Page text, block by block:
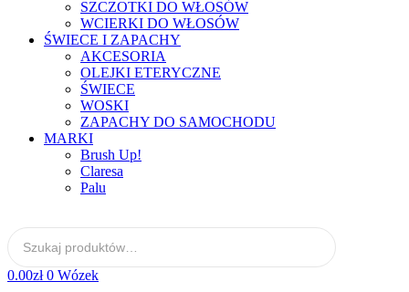
SZCZOTKI DO WŁOSÓW
WCIERKI DO WŁOSÓW
ŚWIECE I ZAPACHY
AKCESORIA
OLEJKI ETERYCZNE
ŚWIECE
WOSKI
ZAPACHY DO SAMOCHODU
MARKI
Brush Up!
Claresa
Palu
0.00zł 0 Wózek